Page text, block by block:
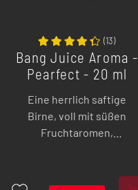
(13)
Bang Juice Aroma -
Pearfect - 20 ml
Eine herrlich saftige
Birne, voll mit süßen
Fruchtaromen,
Fruchtnektar wartet auf